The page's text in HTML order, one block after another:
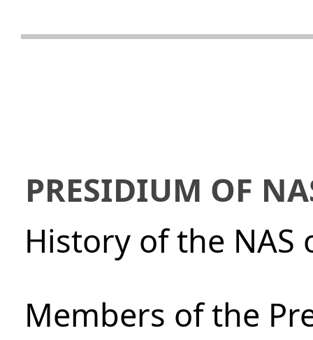
PRESIDIUM OF
History of the NAS
Members of the